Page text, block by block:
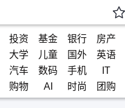
投资 基金 银行 房产
大学 儿童 国外 英语
汽车 数码 手机 IT
购物 AI 时尚 团购